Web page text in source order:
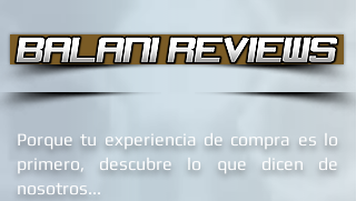
Porque tu experiencia de compra es lo
primero, descubre lo que dicen de
nosotros...